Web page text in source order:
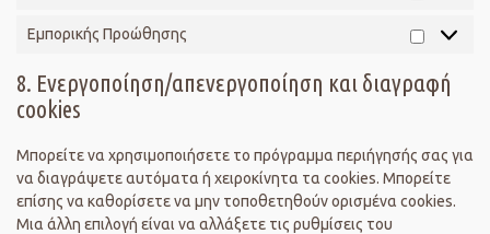
Εμπορικής Προώθησης
8. Ενεργοποίηση/απενεργοποίηση και διαγραφή
cookies
Μπορείτε να χρησιμοποιήσετε το πρόγραμμα περιήγησής σας για
να διαγράψετε αυτόματα ή χειροκίνητα τα cookies. Μπορείτε
επίσης να καθορίσετε να μην τοποθετηθούν ορισμένα cookies.
Μια άλλη επιλογή είναι να αλλάξετε τις ρυθμίσεις του